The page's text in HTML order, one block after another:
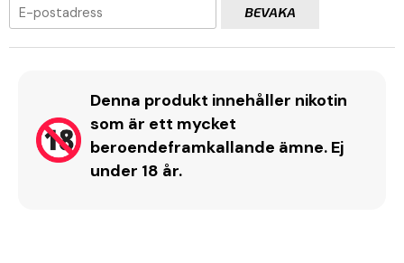
BEVAKA
Denna produkt innehåller nikotin
som är ett mycket
beroendeframkallande ämne. Ej
under 18 år.